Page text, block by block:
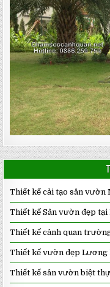
Thiết kế cải tạo sân vườn
Thiết kế Sân vườn đẹp tại
Thiết kế cảnh quan
Thiết kế vườn đẹp Lương
Thiết kế sân vườn biệt